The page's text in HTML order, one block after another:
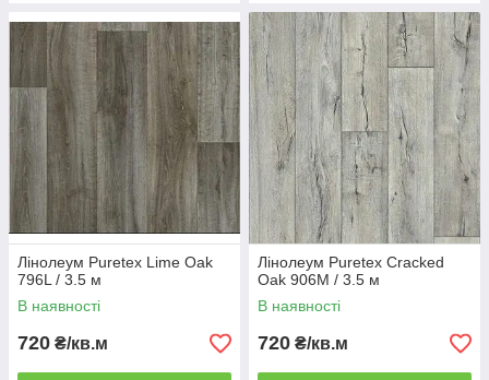
Лінолеум Puretex Lime Oak
796L / 3.5 м
В наявності
720 ₴/кв.м
Лінолеум Puretex Cracked
Oak 906M / 3.5 м
В наявності
720 ₴/кв.м